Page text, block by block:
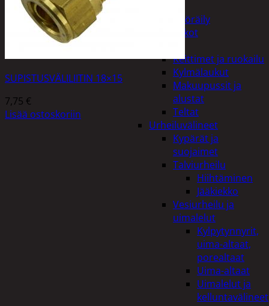
Polkupyöräily
Lukot
Keittimet ja ruokailu
Kylmälaukut
Makuupussit ja
alustat
Teltat
Urheiluvälineet
Kypärät ja
suojaimet
Talviurheilu
Hiihtäminen
Jääkiekko
Vesiurheilu ja
uimalelut
Kylpytynnyrit,
uima-altaat,
porealtaat
Uima-altaat
Uimalelut ja
kelluntavälineet
SUPISTUSVÄLILIITIN 18×15
7,75 €
Lisää ostoskoriin